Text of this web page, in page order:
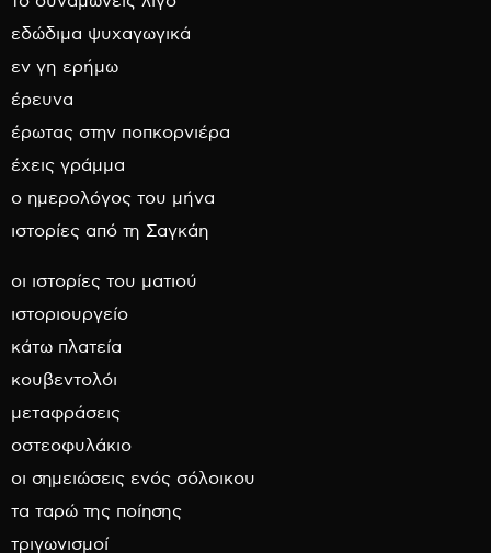
εδώδιμα ψυχαγωγικά
εν γη ερήμω
έρευνα
έρωτας στην ποπκορνιέρα
έχεις γράμμα
ο ημερολόγος του μήνα
ιστορίες από τη Σαγκάη
οι ιστορίες του ματιού
ιστοριουργείο
κάτω πλατεία
κουβεντολόι
μεταφράσεις
οστεοφυλάκιο
οι σημειώσεις ενός σόλοικου
τα ταρώ της ποίησης
τριγωνισμοί